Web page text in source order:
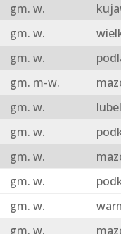
gm. w.
gm. w.
gm. w.
gm. m-w.
gm. w.
gm. w.
gm. w.
gm. w.
gm. w.
gm. w.